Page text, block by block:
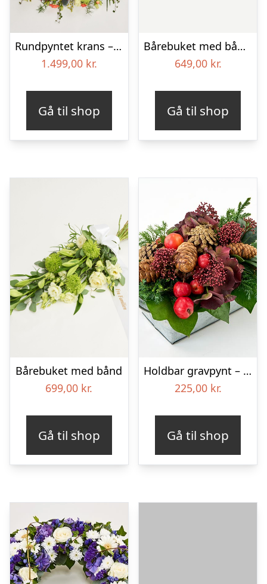
Rundpyntet krans – Et farverigt farvel
1.499,00 kr.
Gå til shop
Bårebuket med bånd – Et farverigt farvel
649,00 kr.
Gå til shop
Bårebuket med bånd
699,00 kr.
Gå til shop
Holdbar gravpynt – Blomster til begravelse
225,00 kr.
Gå til shop